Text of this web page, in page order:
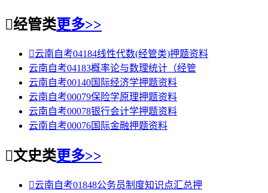
经管类更多>>
云南自考04184线性代数(经管类)押题资料
云南自考04183概率论与数理统计（经管
云南自考00140国际经济学押题资料
云南自考00079保险学原理押题资料
云南自考00078银行会计学押题资料
云南自考00076国际金融押题资料
文史类更多>>
云南自考01848公务员制度知识点汇总押